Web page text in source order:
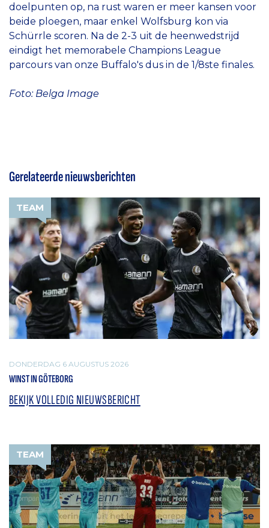
doelpunten op, na rust waren er meer kansen voor
beide ploegen, maar enkel Wolfsburg kon via
Schürrle scoren. Na de 2-3 uit de heenwedstrijd
eindigt het memorabele Champions League
parcours van onze Buffalo's dus in de 1/8ste finales.
Foto: Belga Image
Gerelateerde nieuwsberichten
TEAM
DONDERDAG 6 AUGUSTUS 2026
WINST IN GÖTEBORG
BEKIJK VOLLEDIG NIEUWSBERICHT
TEAM